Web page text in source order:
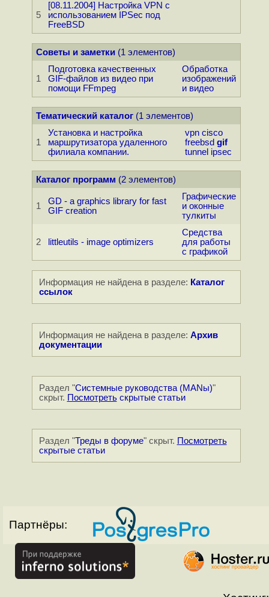
5
[08.11.2004] Настройка VPN с
использованием IPSec под
FreeBSD
Советы и заметки(1 элементов)
1
Подготовка качественных
GIF-файлов из видео при
помощи FFmpeg
Обработка
изображений
и видео
Тематический каталог(1 элементов)
1
Установка и настройка
маршрутизатора удаленного
филиала компании.
vpn cisco
freebsd gif
tunnel ipsec
Каталог программ (2 элементов)
1
GD - a graphics library for fast
GIF creation
Графические
и оконные
тулкиты
2 littleutils - image optimizers
Средства
для работы
с графикой
Информация не найдена в разделе: Каталог
ссылок
Информация не найдена в разделе: Архив
документации
Раздел "Системные руководства (MANы)"
скрыт. Посмотретьскрытые статьи
Раздел "Треды в форуме" скрыт. Посмотреть
скрытые статьи
Партнёры: